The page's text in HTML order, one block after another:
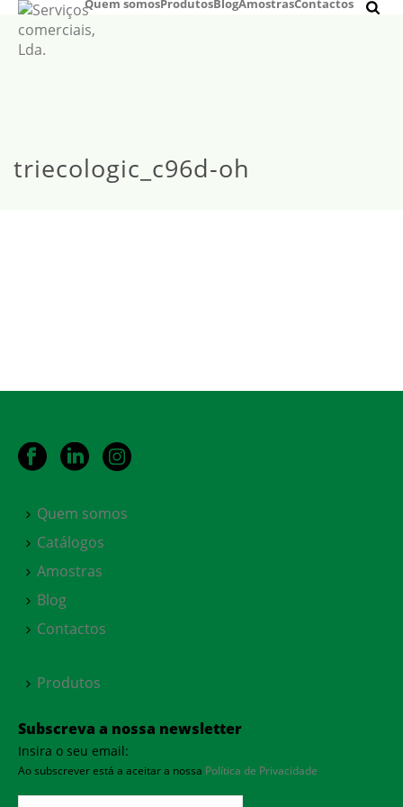
Quem somosProdutosBlogAmostrasContactos
triecologic_c96d-oh
Quem somos
Catálogos
Amostras
Blog
Contactos
Produtos
Subscreva a nossa newsletter
Insira o seu email:
Ao subscrever está a aceitar a nossa Política de Privacidade